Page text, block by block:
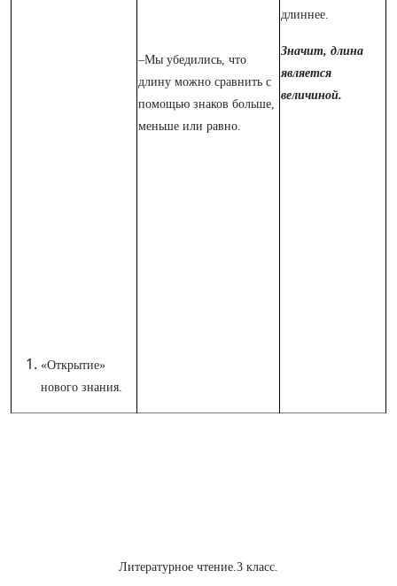
«Открытие»
нового знания.
–Мы убедились, что
длину можно сравнить с
помощью знаков больше,
меньше или равно.
длиннее.
Значит, длина
является
величиной.
Литературное чтение.3 класс.